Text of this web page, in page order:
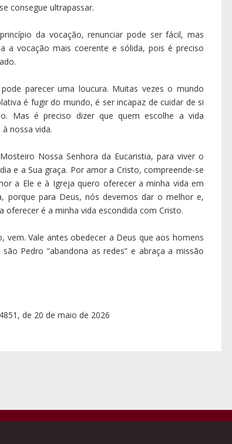
consegue ultrapassar.
da vocação, renunciar pode ser fácil, mas
a vocação mais coerente e sólida, pois é preciso
parecer uma loucura. Muitas vezes o mundo
é fugir do mundo, é ser incapaz de cuidar de si
Mas é preciso dizer que quem escolhe a vida
nossa vida.
Nossa Senhora da Eucaristia, para viver o
e a Sua graça. Por amor a Cristo, compreende-se
a Ele e à Igreja quero oferecer a minha vida em
porque para Deus, nós devemos dar o melhor e,
é a minha vida escondida com Cristo.
Vale antes obedecer a Deus que aos homens
Pedro “abandona as redes” e abraça a missão
de 20 de maio de 2026